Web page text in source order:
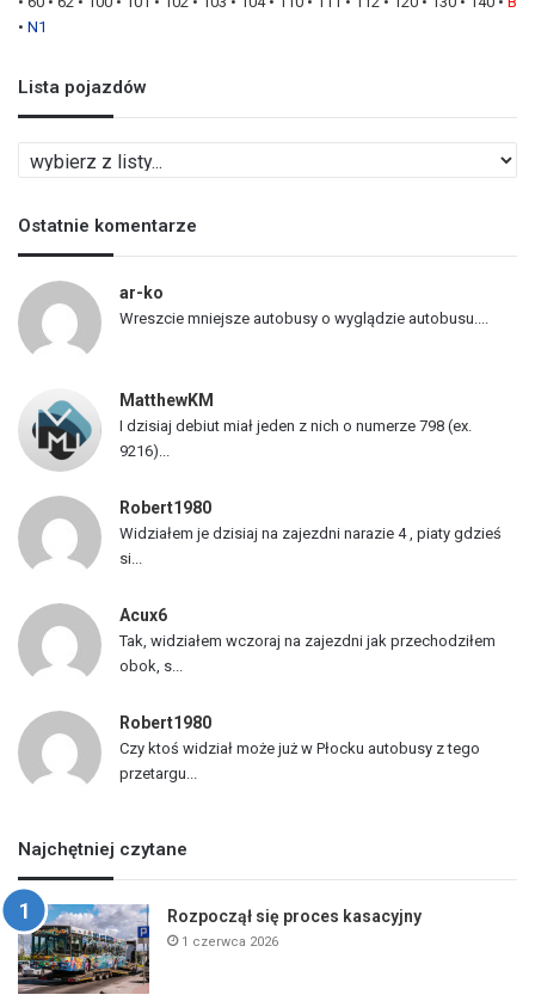
• N1
Lista pojazdów
i
t
a
o
j
w
Ostatnie komentarze
ar-ko
Wreszcie mniejsze autobusy o wyglądzie autobusu....
MatthewKM
I dzisiaj debiut miał jeden z nich o numerze 798 (ex.
9216)...
Robert1980
Widziałem je dzisiaj na zajezdni narazie 4 , piaty gdzieś
si...
Acux6
Tak, widziałem wczoraj na zajezdni jak przechodziłem
obok, s...
Robert1980
Czy ktoś widział może już w Płocku autobusy z tego
przetargu...
Najchętniej czytane
Rozpoczął się proces kasacyjny
1 czerwca 2026